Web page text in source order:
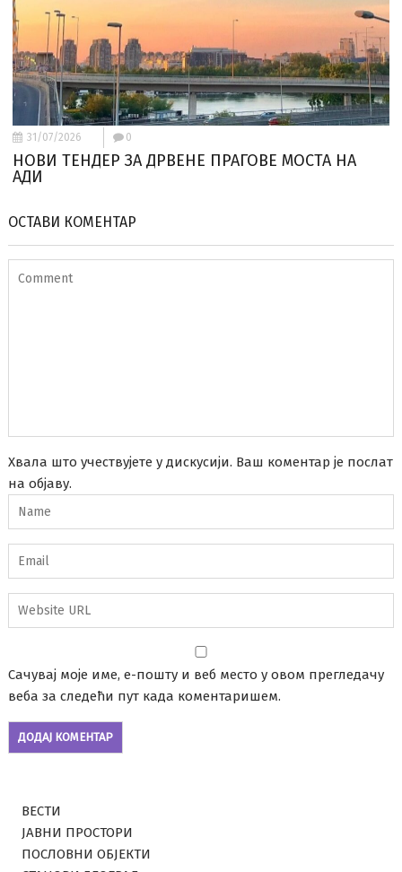
31/07/2026 0
НОВИ ТЕНДЕР ЗА ДРВЕНЕ ПРАГОВЕ МОСТА НА
АДИ
ОСТАВИ КОМЕНТАР
Хвала што учествујете у дискусији. Ваш коментар је послат
на објаву.
Сачувај моје име, е-пошту и веб место у овом прегледачу
веба за следећи пут када коментаришем.
ВЕСТИ
ЈАВНИ ПРОСТОРИ
ПОСЛОВНИ ОБЈЕКТИ